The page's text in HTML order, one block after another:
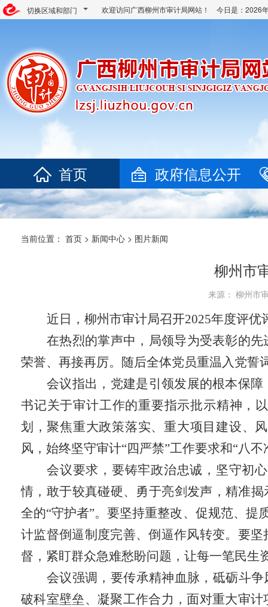
切换区域和部门 欢迎访问广西柳州市审计局网站！ 今日是： 2026
首页 政府信息公开
当前位置： 首页 > 新闻中心 > 图片新闻
柳州市
来源： 柳州
近日，柳州市审计局召开2025年度评
在热烈的掌声中，局领导为受表彰的
荣誉、再接再厉。随后全体党员重温入党誓
会议指出，党建是引领发展的根本保
书记关于审计工作的重要指示批示精神，
划，聚焦重大政策落实、重大项目建设、
风，始终坚守审计“四严禁”工作要求和“八
会议要求，要铸牢政治忠诚，坚守初
情，敢于较真碰硬、勇于亮剑发声，精准
全的“守护者”。要坚持重整改、促规范、提
计监督倒逼制度完善、倒逼作风转变。要
督，紧盯群众急难愁盼问题，让每一笔民生
会议强调，要传承精神血脉，砥砺斗
破科室壁垒、凝聚工作合力，面对重大审